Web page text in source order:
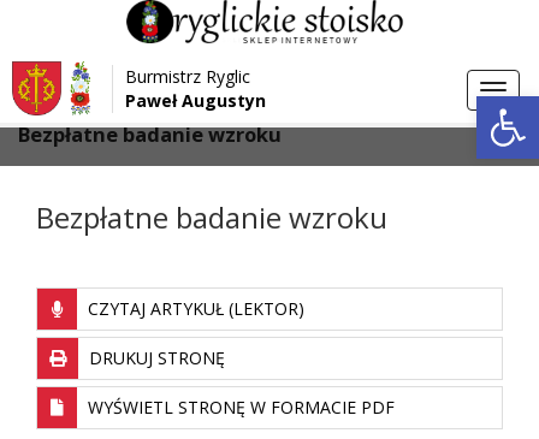
Przejdź do menu
Przejdź do głównej treści strony
Przejdź do stopki strony
Burmistrz Ryglic
Paweł Augustyn
Strona główna > Aktualności
Bezpłatne badanie wzroku
Bezpłatne badanie wzroku
CZYTAJ ARTYKUŁ (LEKTOR)
DRUKUJ STRONĘ
WYŚWIETL STRONĘ W FORMACIE PDF